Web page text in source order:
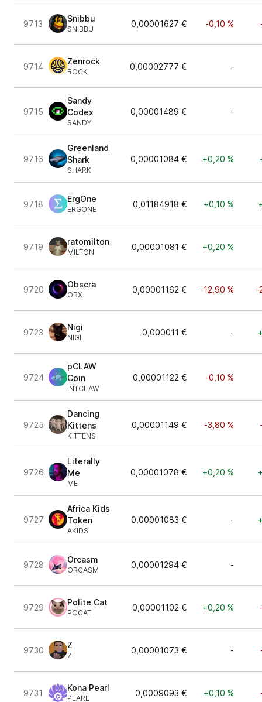
9713
Snibbu
SNIBBU
0,00001627 € -0,10 %
9714
Zenrock
ROCK
0,00002777 € -
9715
Sandy
Codex
SANDY
0,00001489 € -
9716
Greenland
Shark
SHARK
0,00001084 € +0,20 %
9718
ErgOne
ERGONE
0,01184918 € +0,10 %
9719
ratomilton
MILTON
0,00001081 € +0,20 %
9720
Obscra
OBX
0,00001162 € -12,90 % -
9723
Nigi
NIGI
0,000011 € -
9724
pCLAW
Coin
INTCLAW
0,00001122 € -0,10 %
9725
Dancing
Kittens
KITTENS
0,00001149 € -3,80 %
9726
Literally
Me
ME
0,00001078 € +0,20 %
9727
Africa Kids
Token
AKIDS
0,00001083 € -
9728
Orcasm
ORCASM
0,00001294 € -
9729
Polite Cat
POCAT
0,00001102 € +0,20 %
9730
Z
Z
0,00001073 € -
9731
Kona Pearl
PEARL
0,0009093 € +0,10 %